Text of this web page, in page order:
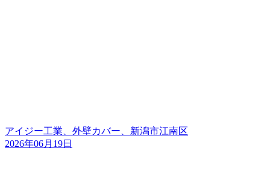
アイジー工業、外壁カバー、新潟市江南区
2026年06月19日